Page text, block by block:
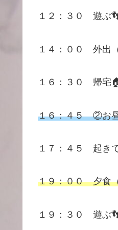
１２：３０ 遊ぶ
１４：００ 外出（
１６：３０ 帰宅
１６：４５ ②お
１７：４５ 起き
１９：００ 夕食
１９：３０ 遊ぶ